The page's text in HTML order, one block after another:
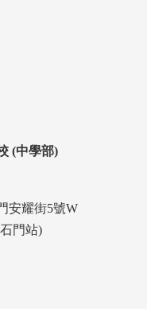
(中學部)
安耀街5號W
門站)